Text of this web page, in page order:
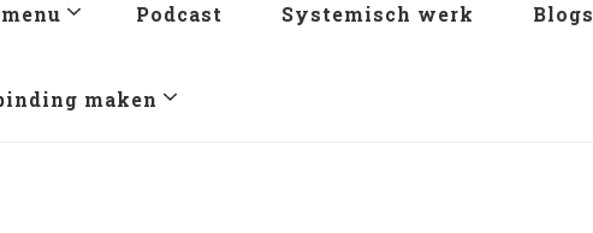
Podcast Systemisch werk Blogs
maken